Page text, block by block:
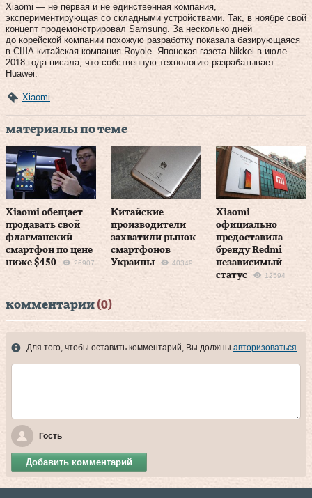
Xiaomi — не первая и не единственная компания,
экспериментирующая со складными устройствами. Так, в ноябре свой
концепт продемонстрировал Samsung. За несколько дней
до корейской компании похожую разработку показала базирующаяся
в США китайская компания Royole. Японская газета Nikkei в июле
2018 года писала, что собственную технологию разрабатывает
Huawei.
Xiaomi
материалы по теме
Xiaomi обещает
продавать свой
флагманский
смартфон по цене
ниже $450
26907
Китайские
производители
захватили рынок
смартфонов
Украины
40349
Xiaomi
официально
предоставила
бренду Redmi
независимый
статус
12594
комментарии (0)
Для того, чтобы оставить комментарий, Вы должны авторизоваться.
Гость
Добавить комментарий